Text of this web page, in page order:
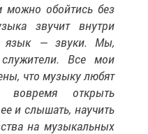
можно обойтись без
звучит внутри
язык — звуки. Мы,
Все мои
что музыку любят
открыть
и слышать, научить
на музыкальных